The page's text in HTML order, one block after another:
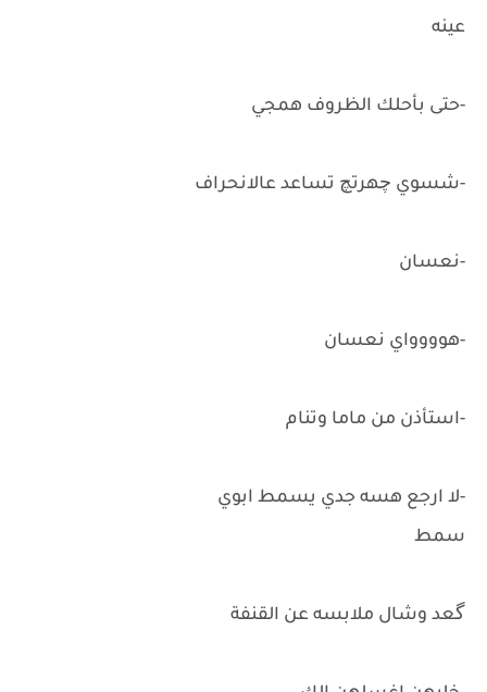
عينه
-حتى بأحلك الظروف همجي
-شسوي چهرتچ تساعد عالانحراف
-نعسان
-هوووواي نعسان
-استأذن من ماما وتنام
-لا ارجع هسه جدي يسمط ابوي
سمط
گعد وشال ملابسه عن القنفة